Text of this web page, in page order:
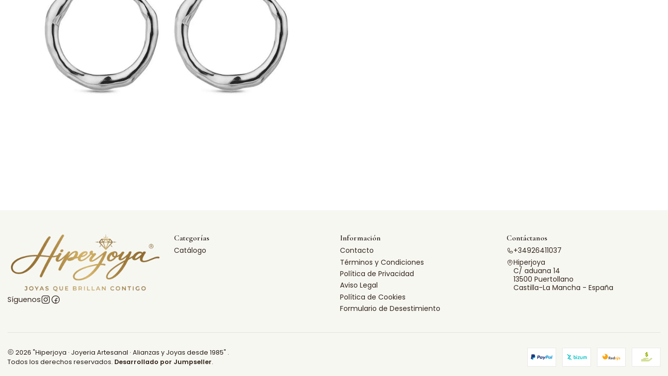
Síguenos
Categorías
Catálogo
Información
Contacto
Términos y Condiciones
Política de Privacidad
Aviso Legal
Política de Cookies
Formulario de Desestimiento
Contáctanos
+34926411037
Hiperjoya
C/ aduana 14
13500 Puertollano
Castilla-La Mancha - España
2026 "Hiperjoya · Joyeria Artesanal · Alianzas y Joyas desde 1985" .
Todos los derechos reservados. Desarrollado por Jumpseller.